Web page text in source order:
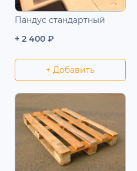
Пандус стандартный
+ 2 400 ₽
+ Добавить